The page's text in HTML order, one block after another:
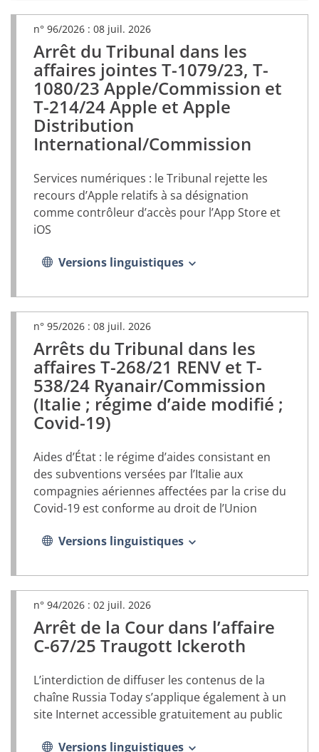
n° 96/2026 : 08 juil. 2026
Arrêt du Tribunal dans les
affaires jointes T-1079/23, T-
1080/23 Apple/Commission et
T-214/24 Apple et Apple
Distribution
International/Commission
(document
PDF,
s’ouvrira
dans
un
nouvel
onglet)
Services numériques : le Tribunal rejette les
recours d’Apple relatifs à sa désignation
comme contrôleur d’accès pour l’App Store et
iOS
Versions linguistiques
n° 95/2026 : 08 juil. 2026
Arrêts du Tribunal dans les
affaires T-268/21 RENV et T-
538/24 Ryanair/Commission
(Italie ; régime d’aide modifié ;
Covid-19)
(document
PDF,
s’ouvrira
dans
un
nouvel
onglet)
Aides d’État : le régime d’aides consistant en
des subventions versées par l’Italie aux
compagnies aériennes affectées par la crise du
Covid-19 est conforme au droit de l’Union
Versions linguistiques
n° 94/2026 : 02 juil. 2026
Arrêt de la Cour dans l’affaire
C-67/25 Traugott Ickeroth
(document
PDF,
s’ouvrira
un
nouvel
onglet)
L’interdiction de diffuser les contenus de la
chaîne Russia Today s’applique également à un
site Internet accessible gratuitement au public
Versions linguistiques